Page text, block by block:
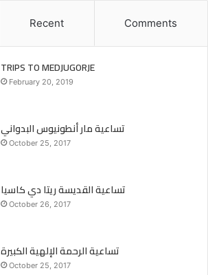
Recent Comments
TRIPS TO MEDJUGORJE
February 20, 2019
تساعية مار أنطونيوس البدواني
October 25, 2017
تساعية القديسة ريتا دي كاسيا
October 26, 2017
تساعية الرحمة الإلهية الكبيرة
October 25, 2017